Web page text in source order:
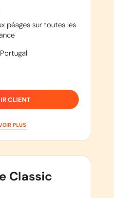
péages sur toutes les
CLIENT
PLUS
Classic